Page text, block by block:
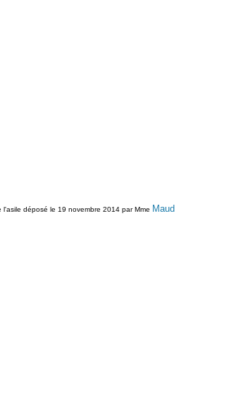
déposé le 19 novembre 2014 par Mme Maud